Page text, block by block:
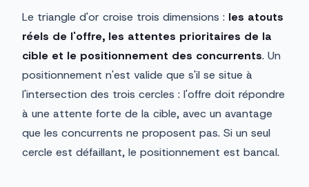
Le triangle d'or croise trois dimensions : les atouts
réels de l'offre, les attentes prioritaires de la
cible et le positionnement des concurrents. Un
positionnement n'est valide que s'il se situe à
l'intersection des trois cercles : l'offre doit répondre
à une attente forte de la cible, avec un avantage
que les concurrents ne proposent pas. Si un seul
cercle est défaillant, le positionnement est bancal.